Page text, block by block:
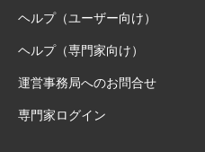
ヘルプ（ユーザー向け）
ヘルプ（専門家向け）
運営事務局へのお問合せ
専門家ログイン